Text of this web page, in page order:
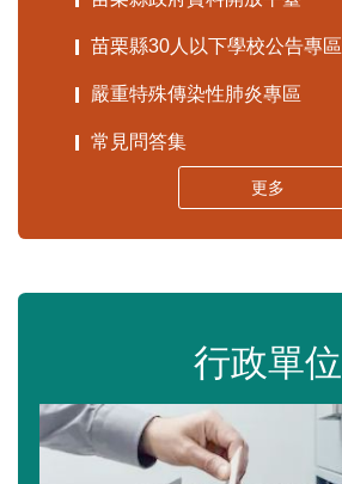
苗栗縣30人以下學校公告專區
嚴重特殊傳染性肺炎專區
常見問答集
更多
行政單位